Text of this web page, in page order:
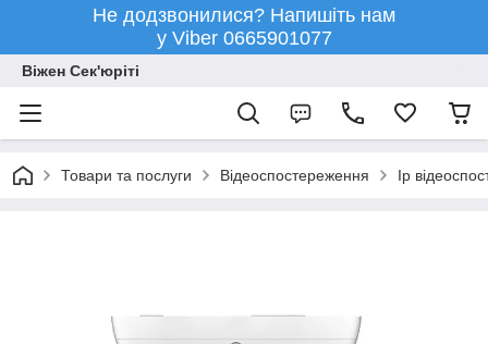
Не додзвонилися? Напишіть нам
у Viber 0665901077
Віжен Сек'юріті
Товари та послуги Відеоспостереження Ip